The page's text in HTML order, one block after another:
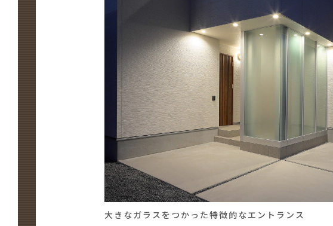
大きなガラスをつかった特徴的なエントランス